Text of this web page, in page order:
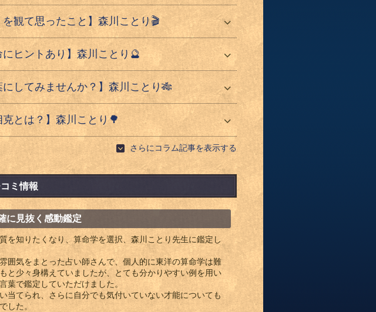
を観て思ったこと】森川ことり🎬
にヒントあり】森川ことり🔮
してみませんか？】森川ことり🎋
克とは？】森川ことり🌳
さらにコラム記事を表示する
ミ情報
に見抜く感動鑑定
を知りたくなり、算命学を選択、森川ことり先生に鑑定し
囲気をまとった占い師さんで、個人的に東洋の算命学は難
と少々身構えていましたが、とても分かりやすい例を用い
葉で鑑定していただけました。
当てられ、さらに自分でも気付いていない才能についても
した。